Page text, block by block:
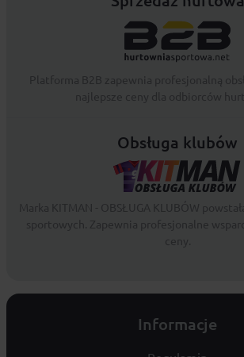
Obsługa klubów
Informacje